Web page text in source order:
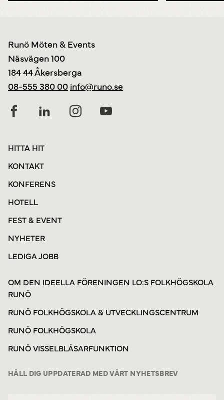
Runö Möten & Events
Näsvägen 100
184 44 Åkersberga
08-555 380 00 info@runo.se
HITTA HIT
KONTAKT
KONFERENS
HOTELL
FEST & EVENT
NYHETER
LEDIGA JOBB
OM DEN IDEELLA FÖRENINGEN LO:S FOLKHÖGSKOLA
RUNÖ
RUNÖ FOLKHÖGSKOLA & UTVECKLINGSCENTRUM
RUNÖ FOLKHÖGSKOLA
RUNÖ VISSELBLÅSARFUNKTION
HÅLL DIG UPPDATERAD MED VÅRT NYHETSBREV